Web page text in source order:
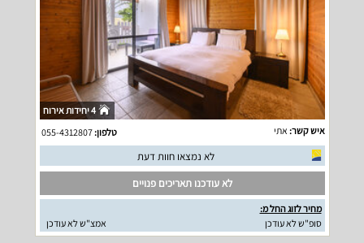
4 יחידות אירוח
איש קשר: אתי טלפון:055-4312807
לא נמצאו חוות דעת
לא עודכנו תאריכים פנויים
מחיר לזוג החל מ:
סופ"ש לא עודכן
אמצ"ש לא עודכן